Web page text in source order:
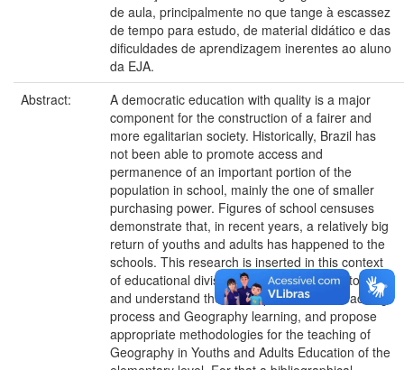
de aula, principalmente no que tange à escassez
de tempo para estudo, de material didático e das
dificuldades de aprendizagem inerentes ao aluno
da EJA.
Abstract:
A democratic education with quality is a major
component for the construction of a fairer and
more egalitarian society. Historically, Brazil has
not been able to promote access and
permanence of an important portion of the
population in school, mainly the one of smaller
purchasing power. Figures of school censuses
demonstrate that, in recent years, a relatively big
return of youths and adults has happened to the
schools. This research is inserted in this context
of educational division. Our objective was to know
and understand the development of the teaching
process and Geography learning, and propose
appropriate methodologies for the teaching of
Geography in Youths and Adults Education of the